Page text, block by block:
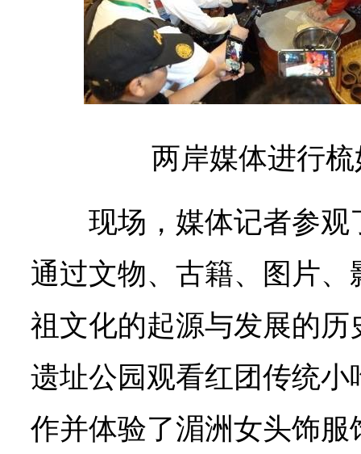
两岸媒体进行
现场，媒体记者参
通过文物、古籍、图片
祖文化的起源与发展的
遗址公园观看红团传统
作并体验了湄洲女头饰